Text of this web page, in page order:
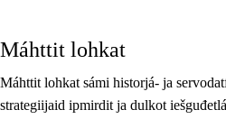
Máhttit lohkat
Máhttit lohkat sámi historjá- ja
strategiijaid ipmirdit ja dulkot